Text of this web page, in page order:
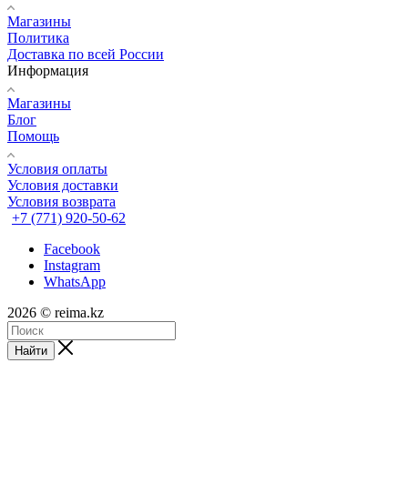
Магазины
Политика
Доставка по всей России
Информация
Магазины
Блог
Помощь
Условия оплаты
Условия доставки
Условия возврата
+7 (771) 920-50-62
Facebook
Instagram
WhatsApp
2026 © reima.kz
Найти